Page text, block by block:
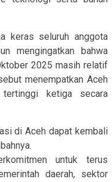
keras seluruh anggota
mengingatkan bahwa
2025 masih relatif
menempatkan Aceh
ketiga secara
di Aceh dapat kembali
untuk terus
daerah, sektor